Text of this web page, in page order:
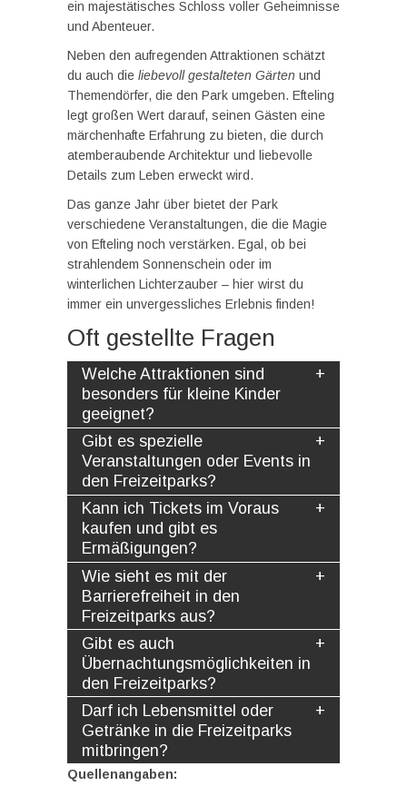
ein majestätisches Schloss voller Geheimnisse
und Abenteuer.
Neben den aufregenden Attraktionen schätzt
du auch die liebevoll gestalteten Gärten und
Themendörfer, die den Park umgeben. Efteling
legt großen Wert darauf, seinen Gästen eine
märchenhafte Erfahrung zu bieten, die durch
atemberaubende Architektur und liebevolle
Details zum Leben erweckt wird.
Das ganze Jahr über bietet der Park
verschiedene Veranstaltungen, die die Magie
von Efteling noch verstärken. Egal, ob bei
strahlendem Sonnenschein oder im
winterlichen Lichterzauber – hier wirst du
immer ein unvergessliches Erlebnis finden!
Oft gestellte Fragen
Welche Attraktionen sind
besonders für kleine Kinder
geeignet?
Gibt es spezielle
Veranstaltungen oder Events in
den Freizeitparks?
Kann ich Tickets im Voraus
kaufen und gibt es
Ermäßigungen?
Wie sieht es mit der
Barrierefreiheit in den
Freizeitparks aus?
Gibt es auch
Übernachtungsmöglichkeiten in
den Freizeitparks?
Darf ich Lebensmittel oder
Getränke in die Freizeitparks
mitbringen?
Quellenangaben: